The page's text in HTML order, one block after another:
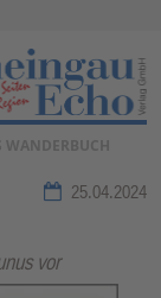
WANDERBUCH
25.04.2024
vor